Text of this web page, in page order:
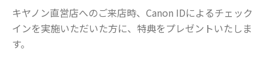
キヤノン直営店へのご来店時、Canon IDによるチェック
インを実施いただいた方に、特典をプレゼントいたしま
す。